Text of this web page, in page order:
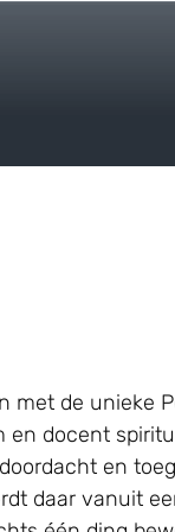
met de unieke
en docent
en
daar vanuit